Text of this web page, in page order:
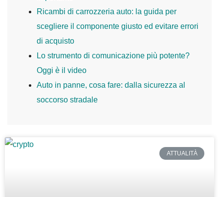
Ricambi di carrozzeria auto: la guida per
scegliere il componente giusto ed evitare errori
di acquisto
Lo strumento di comunicazione più potente?
Oggi è il video
Auto in panne, cosa fare: dalla sicurezza al
soccorso stradale
ATTUALITÀ